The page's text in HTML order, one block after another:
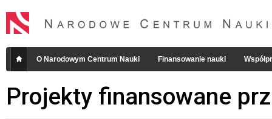
O Narodowym Centrum Nauki Finansowanie nauki
Projekty finansowane